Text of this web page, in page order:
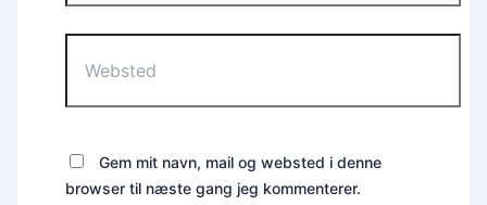
Gem mit navn, mail og websted i denne
browser til næste gang jeg kommenterer.